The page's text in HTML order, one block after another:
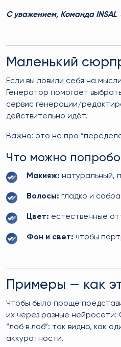
С уважением, Команда INSAL
Маленький
Если вы ловили себя на
Генератор помогает
сервис генерации/
действительно идёт.
Важно: это не про
Что можно
Макияж: натуральный,
Волосы: гладко и
Цвет: естественные
Фон и свет: чтобы
Примеры — как
Чтобы было проще
их через разные нейросети:
“лоб в лоб”: так видно, как
аккуратности.